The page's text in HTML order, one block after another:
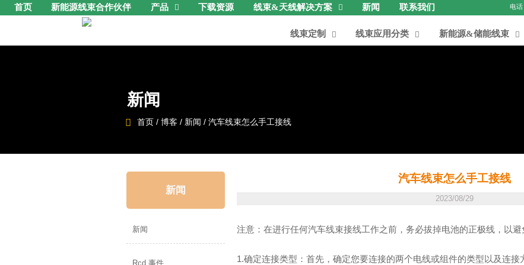
首页 新能源线束合作伙伴 产品  下载资源 线束&天线解决方案  新闻 联系我们
线束定制  线束应用分类  新能源&储能线束 
新闻
 首页 / 博客 / 新闻 / 汽车线束怎么手工接线
新闻
新闻
Rcd 事件
汽车线束怎么手工接线
2023/08/29
注意：在进行任何汽车线束接线工作之前，务必拔掉电池的正极线，以避
1.确定连接类型：首先，确定您要连接的两个电线或组件的类型以及连